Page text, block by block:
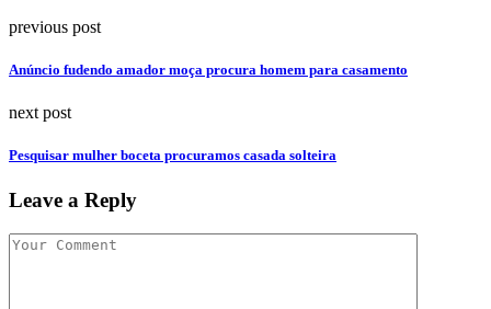
previous post
Anúncio fudendo amador moça procura homem para casamento
next post
Pesquisar mulher boceta procuramos casada solteira
Leave a Reply